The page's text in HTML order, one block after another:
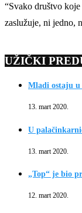
“Svako društvo
zaslužuje, ni jedno,
UŽIČKI
Mladi ostaju
13. mart 2020.
U
13. mart 2020.
„Top“ je bio
12. mart 2020.